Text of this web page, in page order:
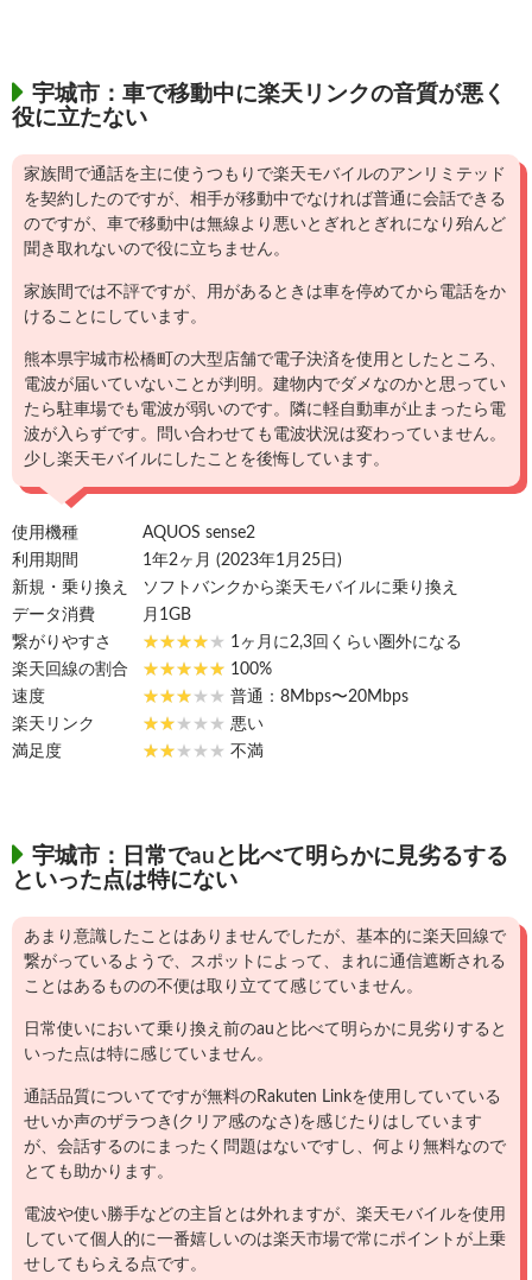
宇城市：車で移動中に楽天リンクの音質が悪く
役に立たない
家族間で通話を主に使うつもりで楽天モバイルのアンリミテッド
を契約したのですが、相手が移動中でなければ普通に会話できる
のですが、車で移動中は無線より悪いとぎれとぎれになり殆んど
聞き取れないので役に立ちません。
家族間では不評ですが、用があるときは車を停めてから電話をか
けることにしています。
熊本県宇城市松橋町の大型店舗で電子決済を使用としたところ、
電波が届いていないことが判明。建物内でダメなのかと思ってい
たら駐車場でも電波が弱いのです。隣に軽自動車が止まったら電
波が入らずです。問い合わせても電波状況は変わっていません。
少し楽天モバイルにしたことを後悔しています。
使用機種
AQUOS sense2
利用期間
1年2ヶ月 (2023年1月25日)
新規・乗り換え
ソフトバンクから楽天モバイルに乗り換え
データ消費
月1GB
繋がりやすさ
1ヶ月に2,3回くらい圏外になる
楽天回線の割合
100%
速度
普通：8Mbps〜20Mbps
楽天リンク
悪い
満足度
不満
宇城市：日常でauと比べて明らかに見劣るする
といった点は特にない
あまり意識したことはありませんでしたが、基本的に楽天回線で
繋がっているようで、スポットによって、まれに通信遮断される
ことはあるものの不便は取り立てて感じていません。
日常使いにおいて乗り換え前のauと比べて明らかに見劣りすると
いった点は特に感じていません。
通話品質についてですが無料のRakuten Linkを使用していている
せいか声のザラつき(クリア感のなさ)を感じたりはしています
が、会話するのにまったく問題はないですし、何より無料なので
とても助かります。
電波や使い勝手などの主旨とは外れますが、楽天モバイルを使用
していて個人的に一番嬉しいのは楽天市場で常にポイントが上乗
せしてもらえる点です。